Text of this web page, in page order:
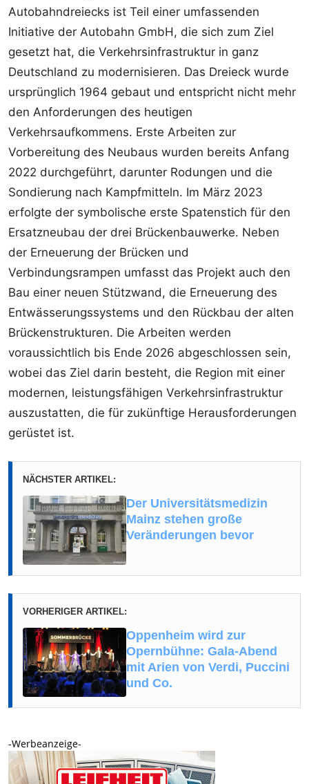
Autobahndreiecks ist Teil einer umfassenden
Initiative der Autobahn GmbH, die sich zum Ziel
gesetzt hat, die Verkehrsinfrastruktur in ganz
Deutschland zu modernisieren. Das Dreieck wurde
ursprünglich 1964 gebaut und entspricht nicht mehr
den Anforderungen des heutigen
Verkehrsaufkommens. Erste Arbeiten zur
Vorbereitung des Neubaus wurden bereits Anfang
2022 durchgeführt, darunter Rodungen und die
Sondierung nach Kampfmitteln. Im März 2023
erfolgte der symbolische erste Spatenstich für den
Ersatzneubau der drei Brückenbauwerke. Neben
der Erneuerung der Brücken und
Verbindungsrampen umfasst das Projekt auch den
Bau einer neuen Stützwand, die Erneuerung des
Entwässerungssystems und den Rückbau der alten
Brückenstrukturen. Die Arbeiten werden
voraussichtlich bis Ende 2026 abgeschlossen sein,
wobei das Ziel darin besteht, die Region mit einer
modernen, leistungsfähigen Verkehrsinfrastruktur
auszustatten, die für zukünftige Herausforderungen
gerüstet ist.
NÄCHSTER ARTIKEL:
Der Universitätsmedizin
Mainz stehen große
Veränderungen bevor
VORHERIGER ARTIKEL:
Oppenheim wird zur
Opernbühne: Gala-Abend
mit Arien von Verdi, Puccini
und Co.
-Werbeanzeige-